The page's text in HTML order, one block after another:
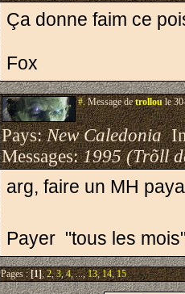
Ça donne faim ce
Fox
#.Message detrolloule
Pays:New Caledonia
Messages:1995 (Trõll
arg, faire un MH
Payer "tous les
Pages :[1],2,3,4, ...,13,14,15